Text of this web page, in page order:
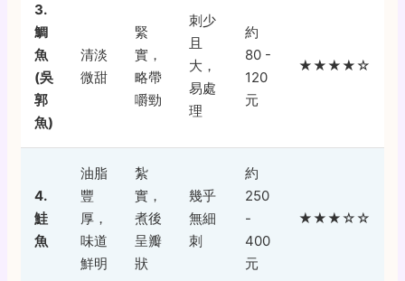
3.
鯛
魚
(吳
郭
魚)
清淡
微甜
緊
實，
略帶
嚼勁
刺少
且
大，
易處
理
約
80 -
120
元
★★★★☆
4.
鮭
魚
油脂
豐
厚，
味道
鮮明
紮
實，
煮後
呈瓣
狀
幾乎
無細
刺
約
250
-
400
元
★★★☆☆